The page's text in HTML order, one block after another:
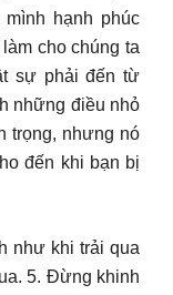
hạnh phúc
cho chúng ta
sự phải đến từ
những điều nhỏ
trọng, nhưng nó
đến khi bạn bị
như khi trải qua
5. Đừng khinh